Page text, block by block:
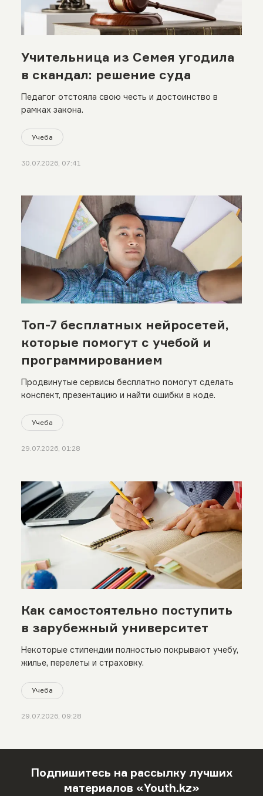
Учительница из Семея угодила
в скандал: решение суда
Педагог отстояла свою честь и достоинство в
рамках закона.
Учеба
30.07.2026, 07:41
Топ-7 бесплатных нейросетей,
которые помогут с учебой и
программированием
Продвинутые сервисы бесплатно помогут сделать
конспект, презентацию и найти ошибки в коде.
Учеба
29.07.2026, 01:28
Как самостоятельно поступить
в зарубежный университет
Некоторые стипендии полностью покрывают учебу,
жилье, перелеты и страховку.
Учеба
29.07.2026, 09:28
Подпишитесь на рассылку лучших
материалов «Youth.kz»